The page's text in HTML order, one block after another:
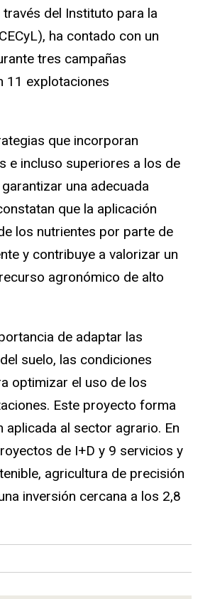
través del Instituto para la
ha contado con un
tres campañas
11 explotaciones
que incorporan
e incluso superiores a los de
una adecuada
que la aplicación
los nutrientes por parte de
y contribuye a valorizar un
agronómico de alto
de adaptar las
suelo, las condiciones
optimizar el uso de los
Este proyecto forma
aplicada al sector agrario. En
de I+D y 9 servicios y
agricultura de precisión
inversión cercana a los 2,8